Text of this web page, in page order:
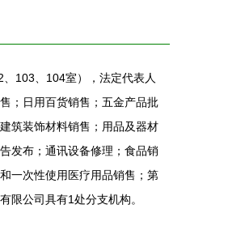
103、104室），法定代表人
；日用百货销售；五金产品批
筑装饰材料销售；用品及器材
发布；通讯设备修理；食品销
一次性使用医疗用品销售；第
限公司具有1处分支机构。